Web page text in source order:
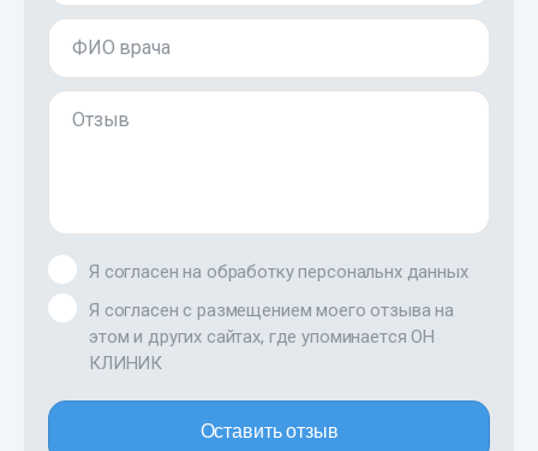
ФИО врача
Отзыв
Я согласен на обработку персональнх данных
Я согласен с размещением моего отзыва на
этом и других сайтах, где упоминается ОН
КЛИНИК
Оставить отзыв